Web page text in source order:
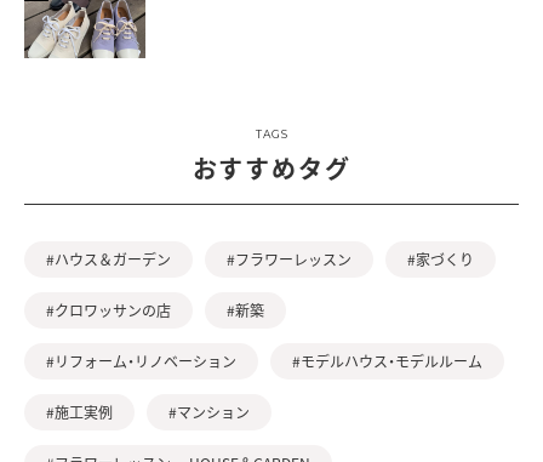
TAGS
おすすめタグ
#ハウス＆ガーデン #フラワーレッスン #家づくり
#クロワッサンの店 #新築
#リフォーム・リノベーション #モデルハウス・モデルルーム
#施工実例 #マンション